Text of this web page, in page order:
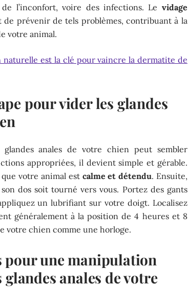
l’inconfort, voire des infections. Le vidage
de prévenir de tels problèmes, contribuant à la
votre animal.
naturelle est la clé pour vaincre la dermatite de
pour vider les glandes
anales de votre chien peut sembler
appropriées, il devient simple et gérable.
votre animal est calme et détendu. Ensuite,
dos soit tourné vers vous. Portez des gants
un lubrifiant sur votre doigt. Localisez
généralement à la position de 4 heures et 8
votre chien comme une horloge.
pour une manipulation
anales de votre